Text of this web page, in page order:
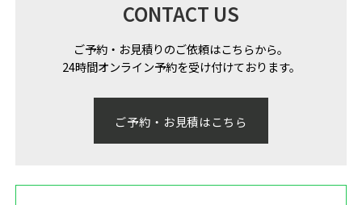
CONTACT US
ご予約・お見積りのご依頼はこちらから。
24時間オンライン予約を受け付けております。
ご予約・お見積はこちら